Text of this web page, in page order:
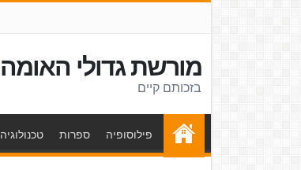
מורשת גדולי האומה
בזכותם קיים
פילוסופיה ספרות טכנולוגיה